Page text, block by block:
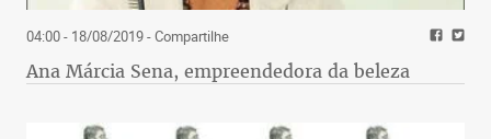
04:00 - 18/08/2019- Compartilhe
Ana Márcia Sena, empreendedora da beleza